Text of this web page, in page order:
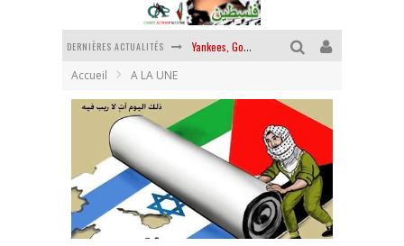
DERNIÈRES ACTUALITÉS Yankees, Go home !
La guerre sioniste, la guerre démographique
La banalité du mal colonial
Accueil A LA UNE